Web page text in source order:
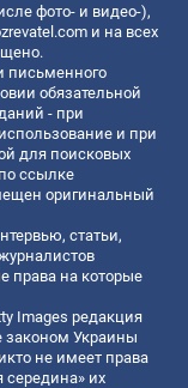
фото- и видео-),
и на всех
письменного
обязательной
- при
и при
для поисковых
ссылке
оригинальный
статьи,
права на которые
Images редакция
Украины
не имеет права
их